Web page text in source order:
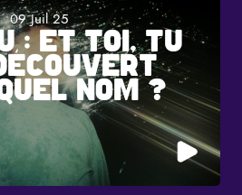
09 Juil 25
: ET TOI, TU
NOM ?